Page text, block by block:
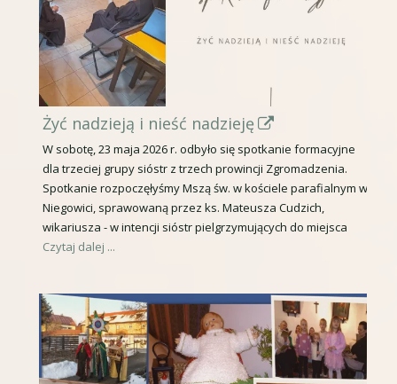
e
r
a
s
i
ę
w
n
o
m
o
k
Żyć nadzieją i nieść nadzieję
t
r
o
n
t
w
i
W sobotę, 23 maja 2026 r. odbyło się spotkanie formacyjne
dla trzeciej grupy sióstr z trzech prowincji Zgromadzenia.
Spotkanie rozpoczęłyśmy Mszą św. w kościele parafialnym w
Niegowici, sprawowaną przez ks. Mateusza Cudzich,
wikariusza - w intencji sióstr pielgrzymujących do miejsca
Czytaj dalej ...